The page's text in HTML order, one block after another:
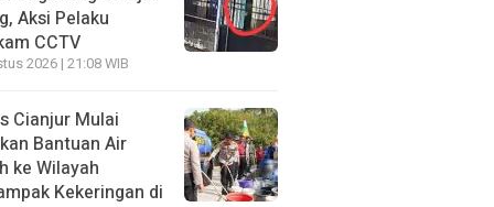
Aksi Pelaku
CCTV
2026 | 21:08 WIB
Cianjur Mulai
Bantuan Air
ke Wilayah
Kekeringan di